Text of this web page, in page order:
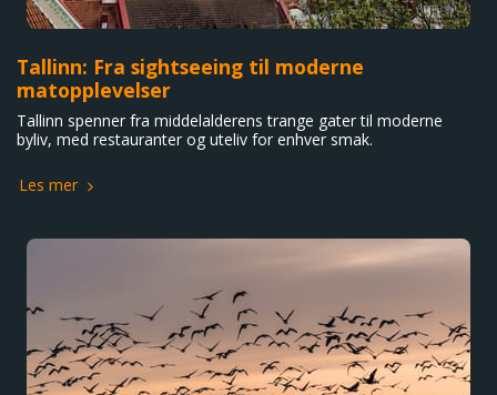
Tallinn: Fra sightseeing til moderne
matopplevelser
Tallinn spenner fra middelalderens trange gater til moderne
byliv, med restauranter og uteliv for enhver smak.
Les mer